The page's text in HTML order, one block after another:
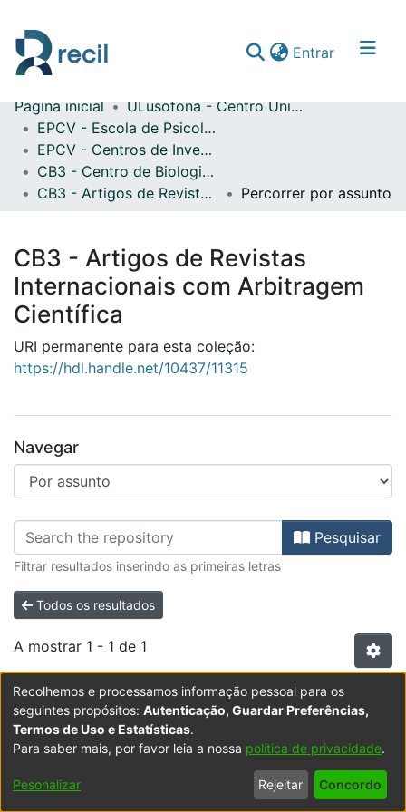
Entrar(current)
Comunidades & Coleções
Percorrer repositório
Página inicial
ULusófona - Centro Universitário de Lisboa
EPCV - Escola de Psicologia e Ciências da Vida
EPCV - Centros de Investigação
CB3 - Centro de Biologia, Biotecnologia e Biomedicina
CB3 - Artigos de Revistas Internacionais com Arbitragem Científica
Percorrer por assunto
CB3 - Artigos de Revistas
Internacionais com Arbitragem
Científica
URI permanente para esta coleção:
https://hdl.handle.net/10437/11315
Navegar
Percorrer CB3 - Artigos dePesquisar
Filtrar resultados inserindo as primeiras letras
Todos os resultados
A mostrar 1 - 1 de 1
Item type:
Lipschitz and Wadge binary games in
second order arithmetic
( Elsevier BV Cordón-Franco, Andrés ;Lara-
Loureiro, Manuel José Simões;FE -
We present a detailed formalization of Lipschitz and
Recolhemos e processamos informação pessoal para os
seguintes propósitos: Autenticação, Guardar Preferências,
Termos de Uso e Estatísticas.
Para saber mais, por favor leia a nossa política de privacidade.
Pesonalizar Rejeitar Concordo